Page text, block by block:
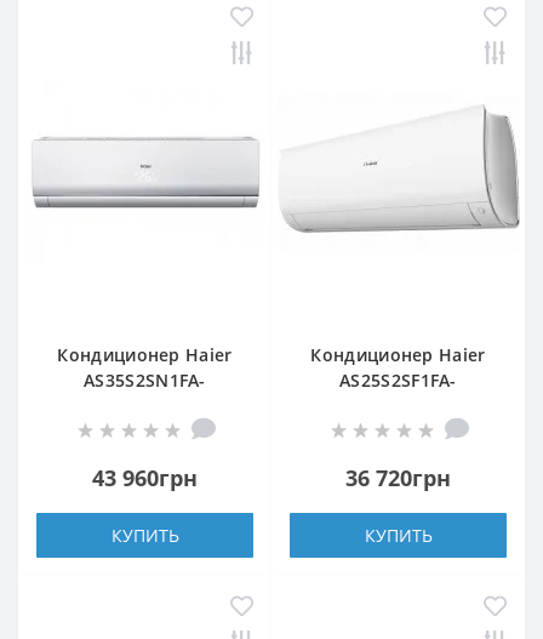
Кондиционер Haier
AS35S2SN1FA-
43 960грн
КУПИТЬ
Кондиционер Haier
AS25S2SF1FA-
36 720грн
КУПИТЬ